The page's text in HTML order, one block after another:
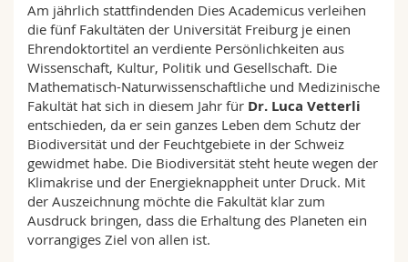
Am jährlich stattfindenden Dies Academicus verleihen
die fünf Fakultäten der Universität Freiburg je einen
Ehrendoktortitel an verdiente Persönlichkeiten aus
Wissenschaft, Kultur, Politik und Gesellschaft. Die
Mathematisch-Naturwissenschaftliche und Medizinische
Fakultät hat sich in diesem Jahr für Dr. Luca Vetterli
entschieden, da er sein ganzes Leben dem Schutz der
Biodiversität und der Feuchtgebiete in der Schweiz
gewidmet habe. Die Biodiversität steht heute wegen der
Klimakrise und der Energieknappheit unter Druck. Mit
der Auszeichnung möchte die Fakultät klar zum
Ausdruck bringen, dass die Erhaltung des Planeten ein
vorrangiges Ziel von allen ist.